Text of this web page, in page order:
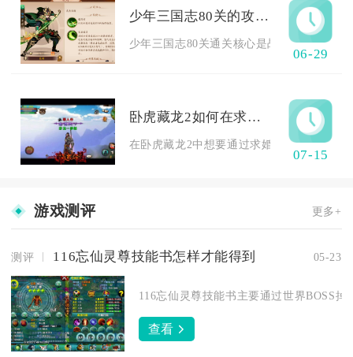
少年三国志80关的攻略是什么
少年三国志80关通关核心是战力达标（
06-29
卧虎藏龙2如何在求婚中让对方感受幸福
在卧虎藏龙2中想要通过求婚完整传递幸福
07-15
游戏测评 更多+
测评 116忘仙灵尊技能书怎样才能得到 05-23
116忘仙灵尊技能书主要通过世界BOSS
查看